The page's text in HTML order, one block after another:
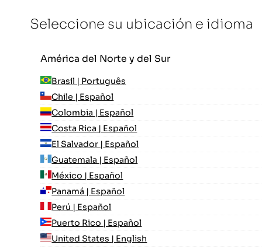
Seleccione su ubicación e idioma
América del Norte y del Sur
Brasil | Português
Chile | Español
Colombia | Español
Costa Rica | Español
El Salvador | Español
Guatemala | Español
México | Español
Panamá | Español
Perú | Español
Puerto Rico | Español
United States | English